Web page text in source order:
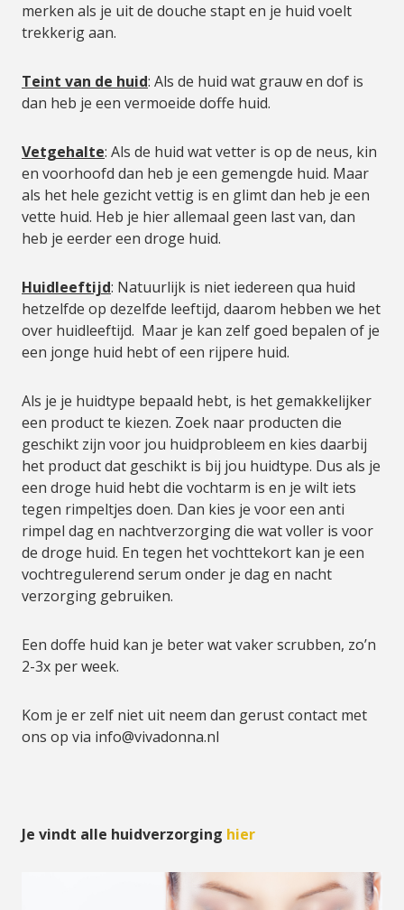
merken als je uit de douche stapt en je huid voelt
trekkerig aan.
Teint van de huid: Als de huid wat grauw en dof is
dan heb je een vermoeide doffe huid.
Vetgehalte: Als de huid wat vetter is op de neus, kin
en voorhoofd dan heb je een gemengde huid. Maar
als het hele gezicht vettig is en glimt dan heb je een
vette huid. Heb je hier allemaal geen last van, dan
heb je eerder een droge huid.
Huidleeftijd: Natuurlijk is niet iedereen qua huid
hetzelfde op dezelfde leeftijd, daarom hebben we het
over huidleeftijd. Maar je kan zelf goed bepalen of je
een jonge huid hebt of een rijpere huid.
Als je je huidtype bepaald hebt, is het gemakkelijker
een product te kiezen. Zoek naar producten die
geschikt zijn voor jou huidprobleem en kies daarbij
het product dat geschikt is bij jou huidtype. Dus als je
een droge huid hebt die vochtarm is en je wilt iets
tegen rimpeltjes doen. Dan kies je voor een anti
rimpel dag en nachtverzorging die wat voller is voor
de droge huid. En tegen het vochttekort kan je een
vochtregulerend serum onder je dag en nacht
verzorging gebruiken.
Een doffe huid kan je beter wat vaker scrubben, zo’n
2-3x per week.
Kom je er zelf niet uit neem dan gerust contact met
ons op via info@vivadonna.nl
Je vindt alle huidverzorging hier